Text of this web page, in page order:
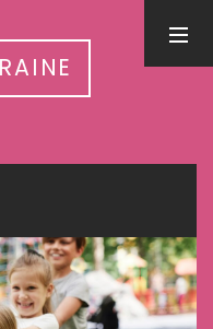
nacional conecta